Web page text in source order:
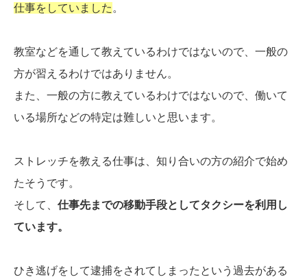
仕事をしていました 。
教室などを通して教えているわけではないので、一般の
方が習えるわけではありません。
また、一般の方に教えているわけではないので、働いて
いる場所などの特定は難しいと思います。
ストレッチを教える仕事は、知り合いの方の紹介で始め
たそうです。
そして、 仕事先までの移動手段としてタクシーを利用し
ています。
ひき逃げをして逮捕をされてしまったという過去がある